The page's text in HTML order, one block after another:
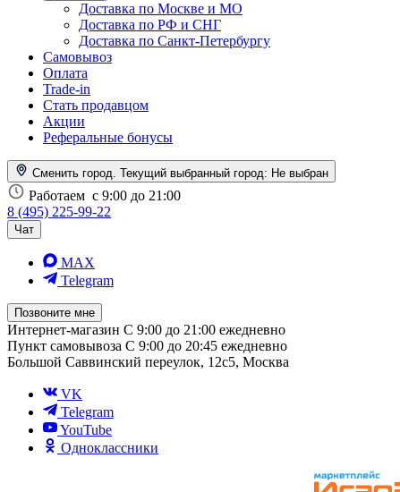
Доставка по Москве и МО
Доставка по РФ и СНГ
Доставка по Санкт-Петербургу
Самовывоз
Оплата
Trade-in
Стать продавцом
Акции
Реферальные бонусы
Сменить город. Текущий выбранный город: Не выбран
Работаем с 9:00 до 21:00
8 (495) 225-99-22
Чат
MAX
Telegram
Позвоните мне
Интернет-магазин С 9:00 до 21:00 ежедневно
Пункт самовывоза С 9:00 до 20:45 ежедневно
Большой Саввинский переулок, 12с5, Москва
VK
Telegram
YouTube
Одноклассники